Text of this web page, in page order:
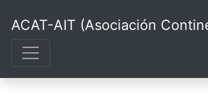
ACAT-AIT (Asociación